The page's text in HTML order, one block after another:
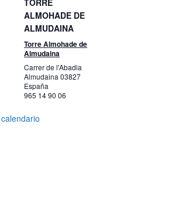
TORRE
ALMOHADE DE
ALMUDAINA
Torre Almohade de
Almudaina
Carrer de l'Abadia
Almudaina03827
España
965 14 90 06